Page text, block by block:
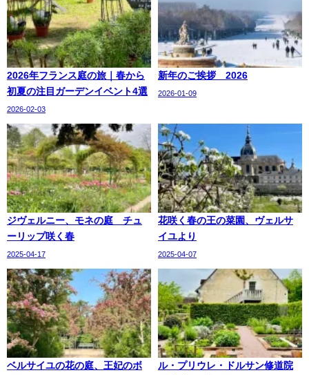
2026年フランス庭の旅｜春から
初夏の注目ガーデンイベント4選
2026-02-03
新年のご挨拶 2026
2026-01-09
ジヴェルニー、モネの庭 チュ
ーリップ咲く春
2025-04-17
花咲く春の王の菜園、ヴェルサ
イユより
2025-04-07
ベルサイユの花の庭、王妃のボ
ル・プリウレ・ドルサン修道院